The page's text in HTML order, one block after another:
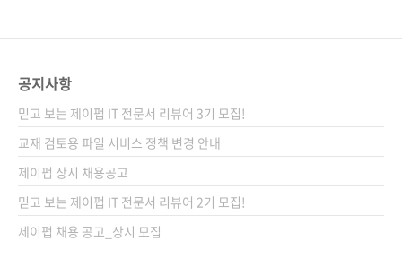
35-3 (13000) 키워드 그래픽디자인, 포트폴리
드 분 야 그래픽 / 포토샵, 일러스트레이터 관련
사이트 ■ 어도비 무료 체험판 다운로드 관련 포
스트 ■ 2021/8/13 - [출간전 책소식] - 디자이
너의 포트폴리오를 풍성하게 채워 줄 실..
공지사항
믿고 보는 제이펍 IT 전문서 리뷰어 3기 모집!
교재 검토용 파일 서비스 정책 변경 안내
제이펍 상시 채용공고
믿고 보는 제이펍 IT 전문서 리뷰어 2기 모집!
제이펍 채용 공고_상시 모집